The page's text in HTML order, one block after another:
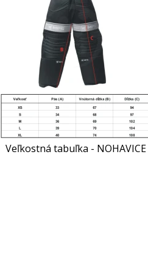
Veľkostná tabuľka - NOHAVICE